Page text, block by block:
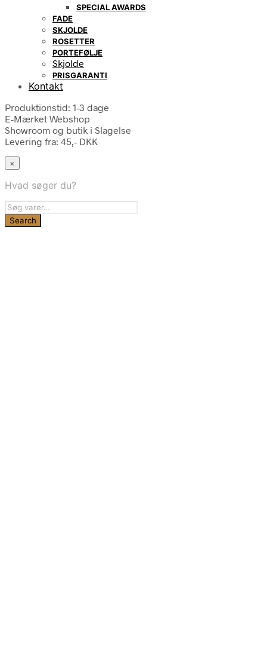
SPECIAL AWARDS
FADE
SKJOLDE
ROSETTER
PORTEFØLJE
Skjolde
PRISGARANTI
Kontakt
Produktionstid: 1-3 dage
E-Mærket Webshop
Showroom og butik i Slagelse
Levering fra: 45,- DKK
×
Hvad søger du?